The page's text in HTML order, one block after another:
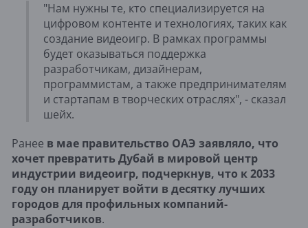
"Нам нужны те, кто специализируется на
цифровом контенте и технологиях, таких как
создание видеоигр. В рамках программы
будет оказываться поддержка
разработчикам, дизайнерам,
программистам, а также предпринимателям
и стартапам в творческих отраслях", - сказал
шейх.
Ранее в мае правительство ОАЭ заявляло, что
хочет превратить Дубай в мировой центр
индустрии видеоигр, подчеркнув, что к 2033
году он планирует войти в десятку лучших
городов для профильных компаний-
разработчиков.